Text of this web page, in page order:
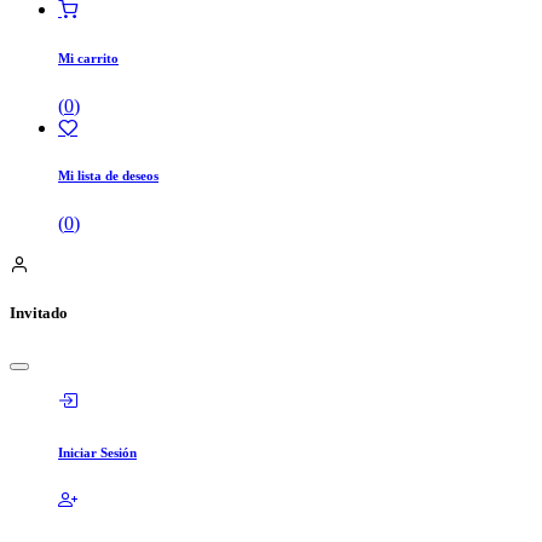
Mi carrito
(0)
Mi lista de deseos
(0)
Invitado
Iniciar Sesión